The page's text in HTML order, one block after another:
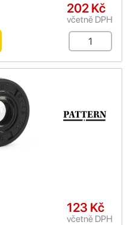
202 Kč
včetně DPH
123 Kč
včetně DPH